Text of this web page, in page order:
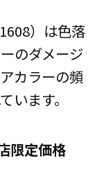
）は色落
のダメージ
カラーの頻
います。
限定価格